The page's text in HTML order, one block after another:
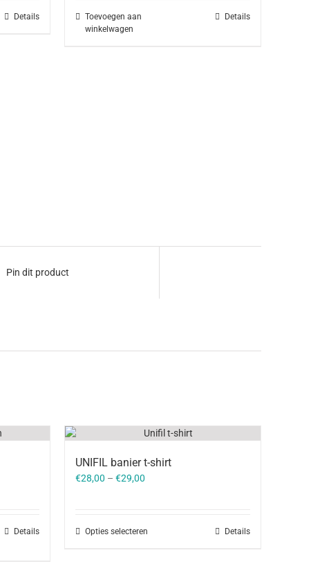
Details
Toevoegen aan
winkelwagen
Details
Pin dit product
Details
UNIFIL banier t-shirt
€28,00 – €29,00
Opties selecteren Details